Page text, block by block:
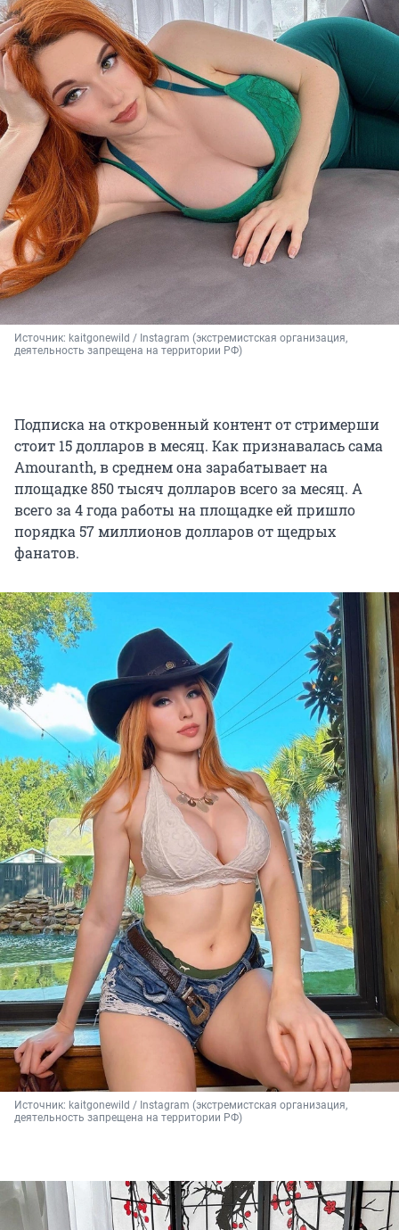
Источник: kaitgonewild / Instagram (экстремистская организация,
деятельность запрещена на территории РФ)
Подписка на откровенный контент от стримерши
стоит 15 долларов в месяц. Как признавалась сама
Amouranth, в среднем она зарабатывает на
площадке 850 тысяч долларов всего за месяц. А
всего за 4 года работы на площадке ей пришло
порядка 57 миллионов долларов от щедрых
фанатов.
Источник: kaitgonewild / Instagram (экстремистская организация,
деятельность запрещена на территории РФ)